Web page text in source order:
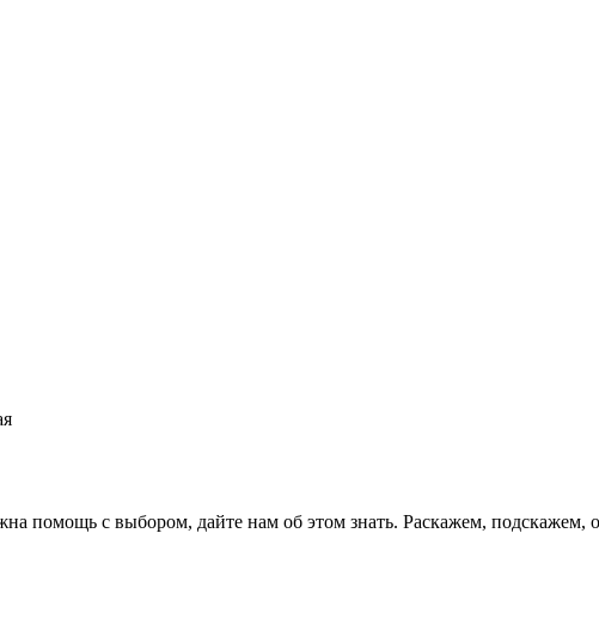
помощь с выбором, дайте нам об этом знать. Раскажем, подскажем,